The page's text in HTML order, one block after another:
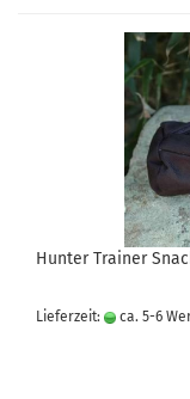
Hunter Trainer
Lieferzeit: ca. 5-6